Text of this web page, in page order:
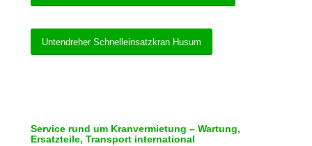
Untendreher Schnelleinsatzkran Husum
Service rund um Kranvermietung – Wartung,
Ersatzteile, Transport international